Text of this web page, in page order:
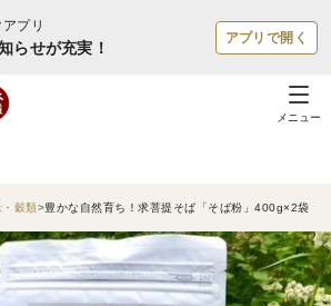
プリ
らせが充実！
アプリで開く
メニュー
・穀類 豊かな自然育ち！求菩提そば「そば粉」400g×2袋